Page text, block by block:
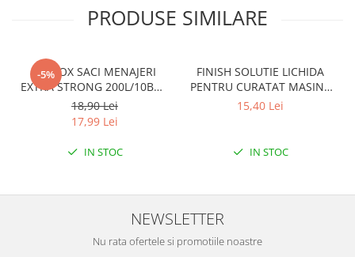
PRODUSE SIMILARE
-5%
CLINOX SACI MENAJERI
EXTRA STRONG 200L/10BUC
LDPE NEGRI (90*122CM)
ETICHETA MOV
18,90 Lei
17,99 Lei
IN STOC
FINISH SOLUTIE LICHIDA
PENTRU CURATAT MASINA
DE SPALAT VASE 250ML
15,40 Lei
IN STOC
NEWSLETTER
Nu rata ofertele si promotiile noastre